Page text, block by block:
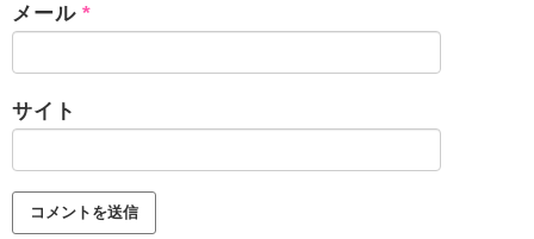
メール*
サイト